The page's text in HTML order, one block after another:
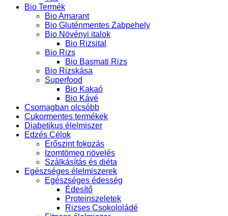
Bio Termék
Bio Amarant
Bio Gluténmentes Zabpehely
Bio Növényi italok
Bio Rizsital
Bio Rizs
Bio Basmati Rizs
Bio Rizskása
Superfood
Bio Kakaó
Bio Kávé
Csomagban olcsóbb
Cukormentes termékek
Diabetikus élelmiszer
Edzés Célok
Erőszint fokozás
Izomtömeg növelés
Szálkásítás és diéta
Egészséges élelmiszerek
Egészséges édesség
Édesítő
Proteinszeletek
Rizses Csokololádé